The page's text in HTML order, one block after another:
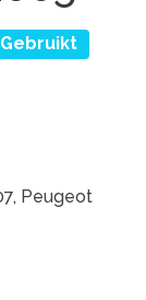
Gebruikt
, Peugeot